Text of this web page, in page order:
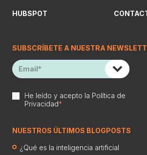
HUBSPOT
SUBSCRÍBETE A NUESTRA
He leído y acepto la Política de
Privacidad*
NUESTROS ÚLTIMOS BLOGPOSTS
¿Qué es la inteligencia artificial